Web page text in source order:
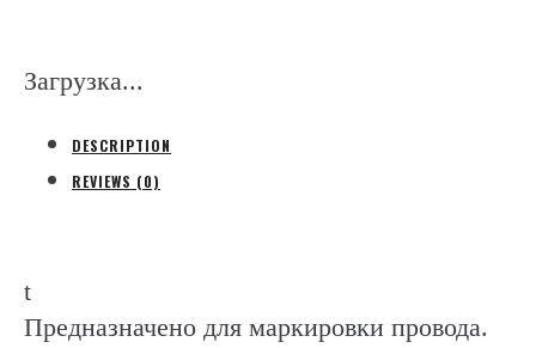
quantity
Загрузка...
DESCRIPTION
REVIEWS (0)
t
Предназначено для маркировки провода.